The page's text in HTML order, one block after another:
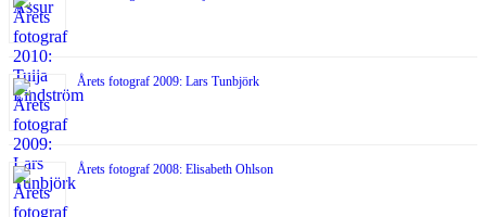
Årets fotograf 2009: Lars Tunbjörk
Årets fotograf 2008: Elisabeth Ohlson